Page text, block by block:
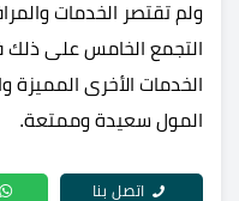
التجمع الخامس على ذلك
الخدمات الأخرى المميزة
المول سعيدة وممتعة.
اتصل بنا